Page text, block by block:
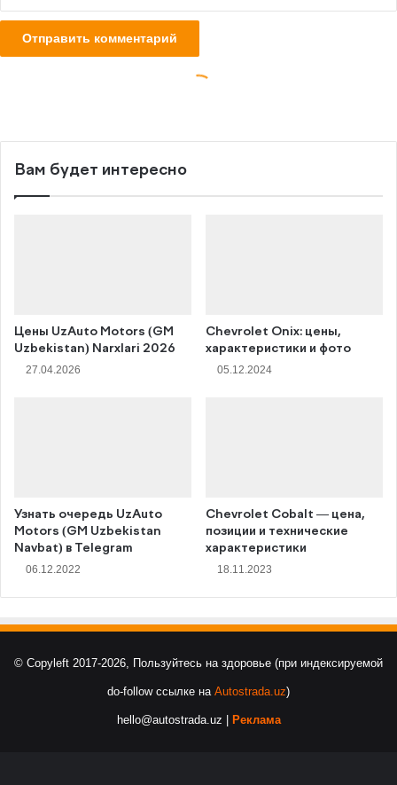
Вам будет интересно
Цены UzAuto Motors (GM
Uzbekistan) Narxlari 2026
27.04.2026
Chevrolet Onix: цены,
характеристики и фото
05.12.2024
Узнать очередь UzAuto
Motors (GM Uzbekistan
Navbat) в Telegram
06.12.2022
Chevrolet Cobalt — цена,
позиции и технические
характеристики
18.11.2023
© Copyleft 2017-2026, Пользуйтесь на здоровье (при индексируемой
do-follow ссылке на Autostrada.uz)
hello@autostrada.uz | Реклама